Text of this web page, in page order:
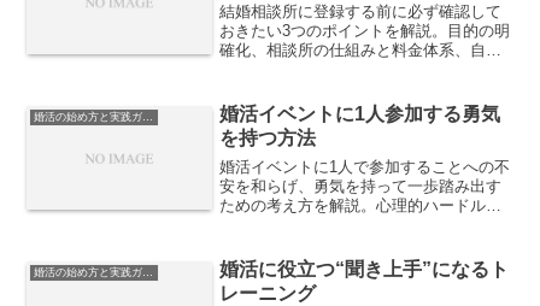
結婚相談所に登録する前に必ず確認して
おきたい3つのポイントを解説。目的の明
確化、相談所の仕組みと料金体系、自分
婚活イベントに1人参加する勇気
を持つ方法
婚活イベントに1人で参加することへの不
安を和らげ、勇気を持って一歩踏み出す
ための考え方を解説。心理的ハードルの
します。
婚活の始め方と実践ガイド
婚活に役立つ“聞き上手”になるト
レーニング